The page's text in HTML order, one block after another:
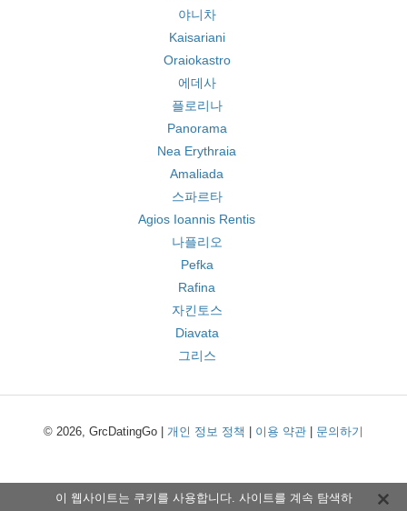
야니차
Kaisariani
Oraiokastro
에데사
플로리나
Panorama
Nea Erythraia
Amaliada
스파르타
Agios Ioannis Rentis
나플리오
Pefka
Rafina
자킨토스
Diavata
그리스
© 2026, GrcDatingGo | 개인 정보 정책 이용 약관 문의하기
이 웹사이트는 쿠키를 사용합니다. 사이트를 계속 탐색하